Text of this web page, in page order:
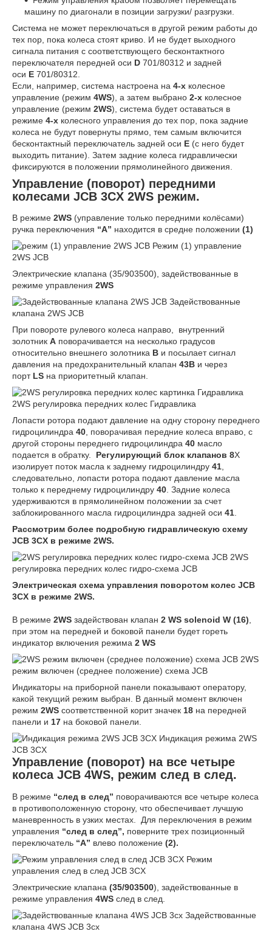
машину по диагонали в позиции загрузки/ разгрузки.
Система не может переключаться в другой режим работы до
тех пор, пока колеса стоят криво. И не будет выходного
сигнала питания с соответствующего бесконтактного
переключателя передней оси D 701/80312 и задней
оси E 701/80312.
Если, например, система настроена на 4-х колесное
управление (режим 4WS), а затем выбрано 2-х колесное
управление (режим 2WS), система будет оставаться в
режиме 4-х колесного управления до тех пор, пока задние
колеса не будут повернуты прямо, тем самым включится
бесконтактный переключатель задней оси E (с него будет
выходить питание). Затем задние колеса гидравлически
фиксируются в положении прямолинейного движения.
Управление (поворот) передними
колесами JCB 3CX 2WS режим.
В режиме 2WS (управление только передними колёсами)
ручка переключения “A” находится в средне положении (1)
Режим (1) управление
2WS JCB
Электрические клапана (35/903500), задействованные в
режиме управления 2WS
Задействованные
клапана 2WS JCB
При повороте рулевого колеса направо, внутренний
золотник A поворачивается на несколько градусов
относительно внешнего золотника B и посылает сигнал
давления на предохранительный клапан 43B и через
порт LS на приоритетный клапан.
2WS регулировка передних колес Гидравлика
Лопасти ротора подают давление на одну сторону переднего
гидроцилиндра 40, поворачивая передние колеса вправо, с
другой стороны переднего гидроцилиндра 40 масло
подается в обратку. Регулирующий блок клапанов 8X
изолирует поток масла к заднему гидроцилиндру 41,
следовательно, лопасти ротора подают давление масла
только к переднему гидроцилиндру 40. Задние колеса
удерживаются в прямолинейном положении за счет
заблокированного масла гидроцилиндра задней оси 41.
Рассмотрим более подробную гидравлическую схему
JCB 3CX в режиме 2WS.
2WS
регулировка передних колес гидро-схема JCB
Электрическая схема управления поворотом колес JCB
3CX в режиме 2WS.
В режиме 2WS задействован клапан 2 WS solenoid W (16),
при этом на передней и боковой панели будет гореть
индикатор включения режима 2 WS
2WS
режим включен (среднее положение) схема JCB
Индикаторы на приборной панели показывают оператору,
какой текущий режим выбран. В данный момент включен
режим 2WS соответственной корит значек 18 на передней
панели и 17 на боковой панели.
Индикация режима 2WS
JCB 3CX
Управление (поворот) на все четыре
колеса JCB 4WS, режим след в след.
В режиме “след в след” поворачиваются все четыре колеса
в противоположенную сторону, что обеспечивает лучшую
маневренность в узких местах.
Для переключения в режим
управления “след в след”, поверните трех позиционный
переключатель “A” влево положение (2).
Режим
управления след в след JCB 3CX
Электрические клапана (35/903500), задействованные в
режиме управления 4WS след в след.
Задействованные
клапана 4WS JCB 3cx